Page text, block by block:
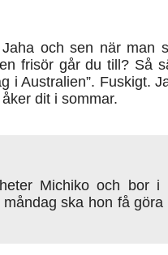
och sen när man
frisör går du till? Så
i Australien”. Fuskigt.
dit i sommar.
Michiko och bor i
ska hon få göra